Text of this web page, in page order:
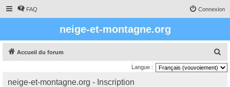
FAQ Connexion
neige-et-montagne.org
Accueil du forum
e
Langue :
neige-et-montagne.org - Inscription